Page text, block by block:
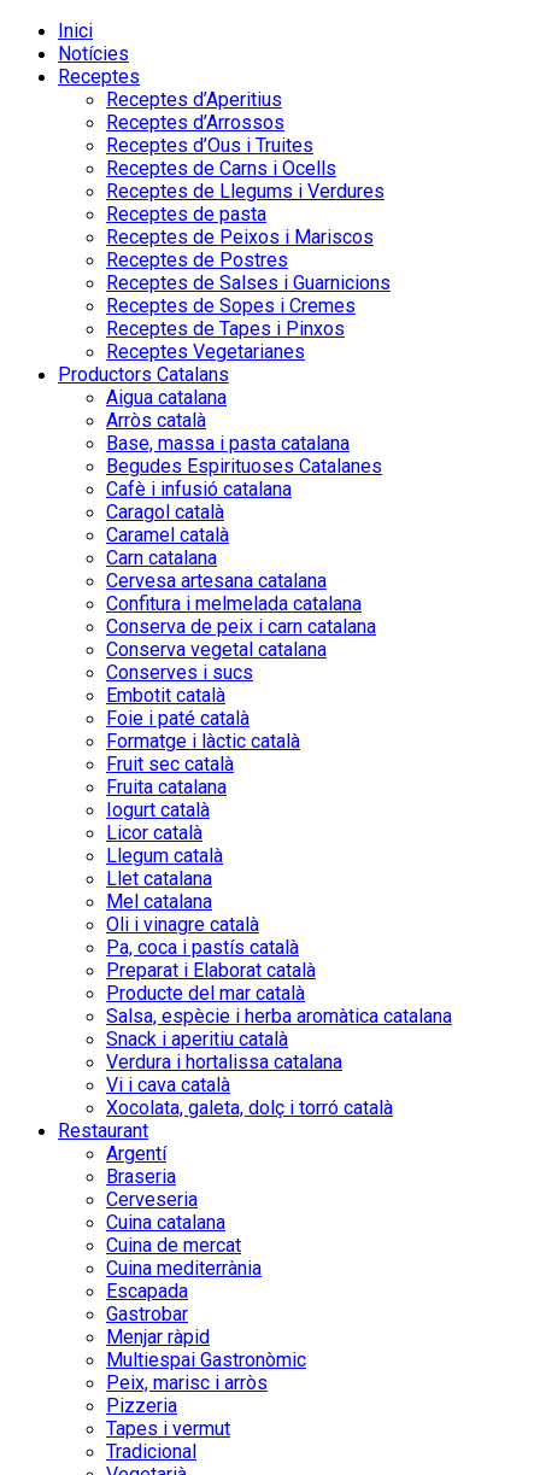
Inici
Notícies
Receptes
Receptes d’Aperitius
Receptes d’Arrossos
Receptes d’Ous i Truites
Receptes de Carns i Ocells
Receptes de Llegums i Verdures
Receptes de pasta
Receptes de Peixos i Mariscos
Receptes de Postres
Receptes de Salses i Guarnicions
Receptes de Sopes i Cremes
Receptes de Tapes i Pinxos
Receptes Vegetarianes
Productors Catalans
Aigua catalana
Arròs català
Base, massa i pasta catalana
Begudes Espirituoses Catalanes
Cafè i infusió catalana
Caragol català
Caramel català
Carn catalana
Cervesa artesana catalana
Confitura i melmelada catalana
Conserva de peix i carn catalana
Conserva vegetal catalana
Conserves i sucs
Embotit català
Foie i paté català
Formatge i làctic català
Fruit sec català
Fruita catalana
Iogurt català
Licor català
Llegum català
Llet catalana
Mel catalana
Oli i vinagre català
Pa, coca i pastís català
Preparat i Elaborat català
Producte del mar català
Salsa, espècie i herba aromàtica catalana
Snack i aperitiu català
Verdura i hortalissa catalana
Vi i cava català
Xocolata, galeta, dolç i torró català
Restaurant
Argentí
Braseria
Cerveseria
Cuina catalana
Cuina de mercat
Cuina mediterrània
Escapada
Gastrobar
Menjar ràpid
Multiespai Gastronòmic
Peix, marisc i arròs
Pizzeria
Tapes i vermut
Tradicional